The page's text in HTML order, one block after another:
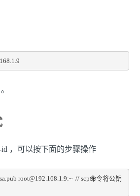
id ，可以按下面的步骤操作
root@192.168.1.9:~  // scp命令将公钥